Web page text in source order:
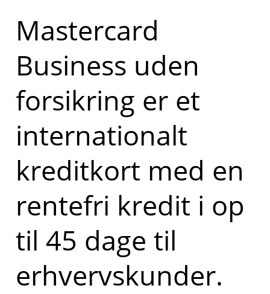
Mastercard
Business uden
forsikring er et
internationalt
kreditkort med en
rentefri kredit i op
til 45 dage til
erhvervskunder.